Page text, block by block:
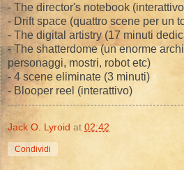
- The director's notebook
- Drift space (quattro scene per un
- The digital artistry (17 minuti
- The shatterdome (un enorme
personaggi, mostri, robot etc)
- 4 scene eliminate (3 minuti)
- Blooper reel (interattivo)
Jack O. Lyroid at 02:42
Condividi